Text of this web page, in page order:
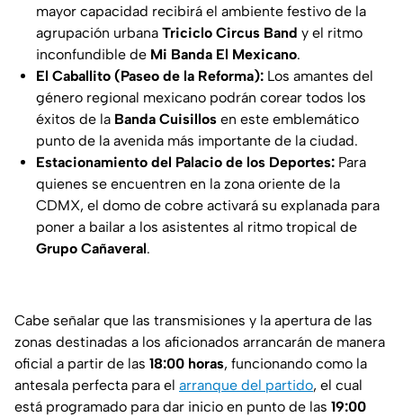
mayor capacidad recibirá el ambiente festivo de la
agrupación urbana Triciclo Circus Band y el ritmo
inconfundible de Mi Banda El Mexicano.
El Caballito (Paseo de la Reforma): Los amantes del
género regional mexicano podrán corear todos los
éxitos de la Banda Cuisillos en este emblemático
punto de la avenida más importante de la ciudad.
Estacionamiento del Palacio de los Deportes: Para
quienes se encuentren en la zona oriente de la
CDMX, el domo de cobre activará su explanada para
poner a bailar a los asistentes al ritmo tropical de
Grupo Cañaveral.
Cabe señalar que las transmisiones y la apertura de las
zonas destinadas a los aficionados arrancarán de manera
oficial a partir de las 18:00 horas, funcionando como la
antesala perfecta para el arranque del partido, el cual
está programado para dar inicio en punto de las 19:00